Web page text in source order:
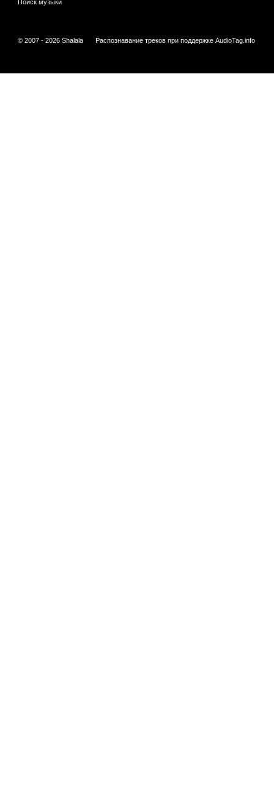
Поиск музыки
© 2007 - 2026 Shalala Распознавание треков при поддержке AudioTag.info